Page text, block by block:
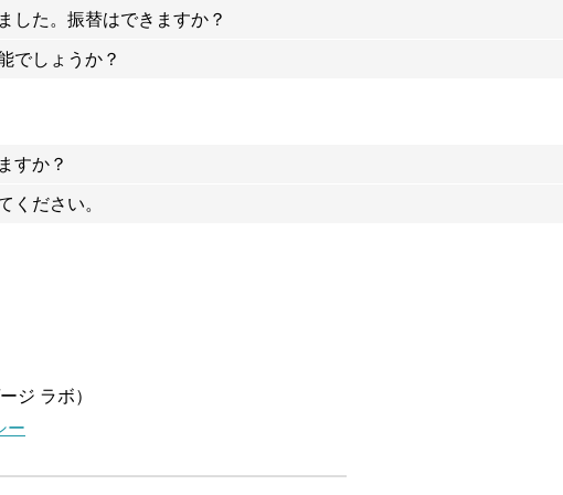
。ただし一部国内受験等担当講師はこの限りではありません。
・中学生・高校生で、国内の学校に通う生徒より海外からの帰国・一時帰国生
ています。
した。振替はできますか？
ば、5レッスンにつき1回の日程変更が可能です。
でしょうか？
すか？
ください。
ジ ラボ）
ー